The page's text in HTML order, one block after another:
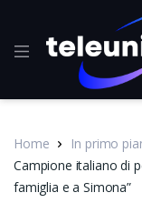
Home In primo
Campione italiano di
famiglia e a Simona”